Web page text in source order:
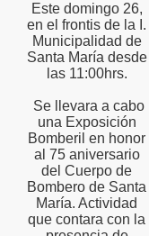
Este domingo 26,
en el frontis de la I.
Municipalidad de
Santa María desde
las 11:00hrs.
Se llevara a cabo
una Exposición
Bomberil en honor
al 75 aniversario
del Cuerpo de
Bombero de Santa
María. Actividad
que contara con la